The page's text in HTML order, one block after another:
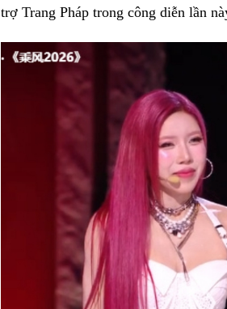
trợ Trang Pháp trong công diễn lần